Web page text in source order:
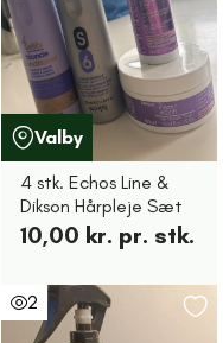
Valby
4 stk. Echos Line &
Dikson Hårpleje Sæt
10,00 kr. pr. stk.
2